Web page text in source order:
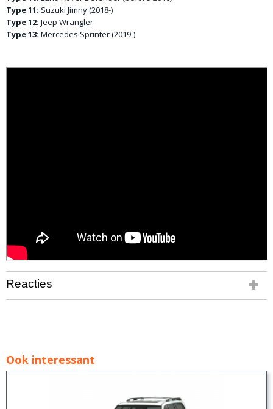
Type 11: Suzuki Jimny (2018-)
Type 12: Jeep Wrangler
Type 13: Mercedes Sprinter (2019-)
Reacties
Ook interessant